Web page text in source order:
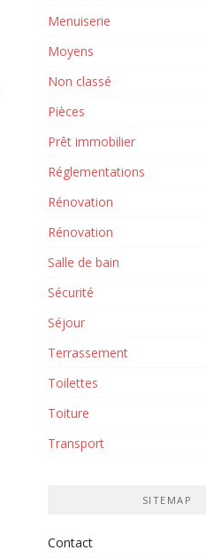
Menuiserie
Moyens
Non classé
Pièces
Prêt immobilier
Réglementations
Rénovation
Rénovation
Salle de bain
Sécurité
Séjour
Terrassement
Toilettes
Toiture
Transport
SITEMAP
Contact